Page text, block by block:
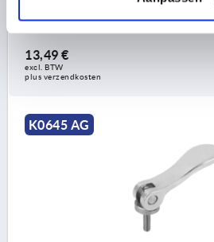
13,49 €
excl. BTW
plus verzendkosten
K0645 AG